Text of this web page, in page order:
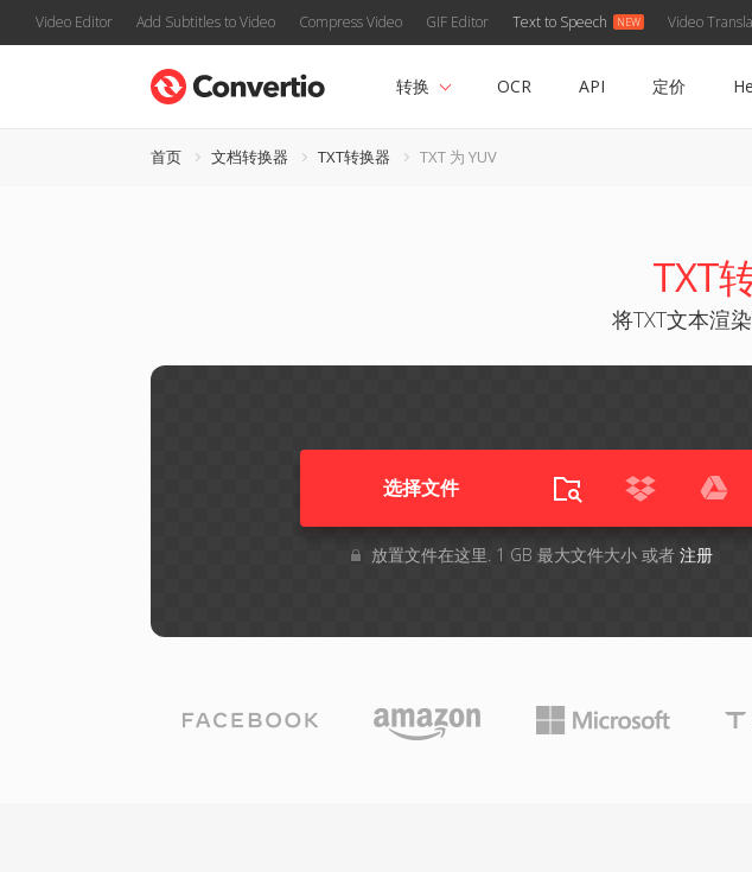
Video Editor Add Subtitles to Video Compress Video GIF Editor Text to Speech Video
转换 OCR API 定价
首页 文档转换器 TXT转换器 TXT 为 YUV
TXT
将TXT文本渲
选择文件
放置文件在这里. 1 GB 最大文件大小 或者 注册